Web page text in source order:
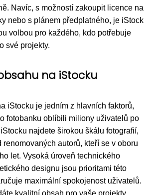
Navíc, s možností zakoupit licence na
nebo s plánem předplatného, je iStock
volbou pro každého, kdo potřebuje
své projekty.
na iStocku
iStocku je jedním z hlavních faktorů,
fotobanku oblíbili miliony uživatelů po
najdete širokou škálu fotografií,
renomovaných autorů, kteří se v oboru
let. Vysoká úroveň technického
designu jsou prioritami této
maximální spokojenost uživatelů.
kvalitní obsah pro vaše projekty,